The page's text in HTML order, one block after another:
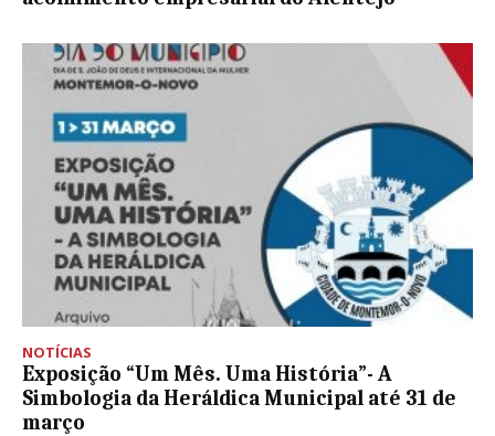
NOTÍCIAS
Exposição “Um Mês. Uma História”- A
Simbologia da Heráldica Municipal até 31 de
março